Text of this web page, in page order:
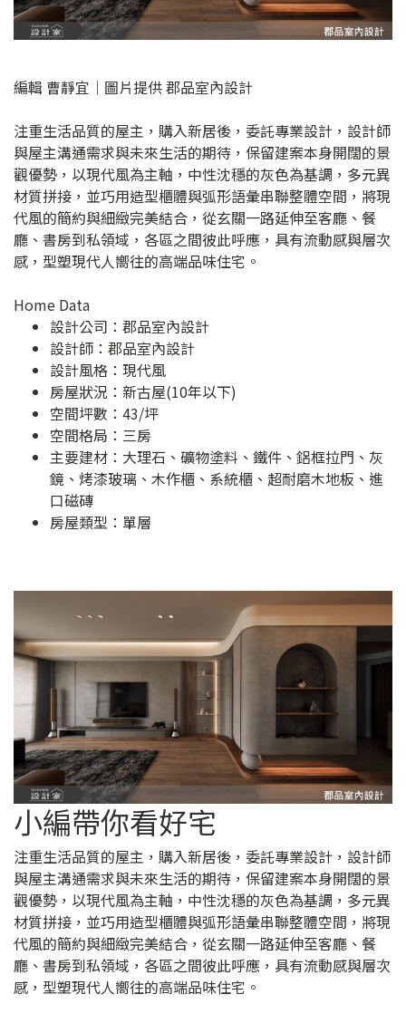
編輯 曹靜宜│圖片提供 郡品室內設計
注重生活品質的屋主，購入新居後，委託專業設計，設計師
與屋主溝通需求與未來生活的期待，保留建案本身開闊的景
觀優勢，以現代風為主軸，中性沈穩的灰色為基調，多元異
材質拼接，並巧用造型櫃體與弧形語彙串聯整體空間，將現
代風的簡約與細緻完美結合，從玄關一路延伸至客廳、餐
廳、書房到私領域，各區之間彼此呼應，具有流動感與層次
感，型塑現代人嚮往的高端品味住宅。
Home Data
設計公司： 郡品室內設計
設計師：郡品室內設計
設計風格：現代風
房屋狀況：新古屋(10年以下)
空間坪數：43/坪
空間格局：三房
主要建材：大理石、礦物塗料、鐵件、鋁框拉門、灰
鏡、烤漆玻璃、木作櫃、系統櫃、超耐磨木地板、進
口磁磚
房屋類型：單層
小編帶你看好宅
注重生活品質的屋主，購入新居後，委託專業設計，設計師
與屋主溝通需求與未來生活的期待，保留建案本身開闊的景
觀優勢，以現代風為主軸，中性沈穩的灰色為基調，多元異
材質拼接，並巧用造型櫃體與弧形語彙串聯整體空間，將現
代風的簡約與細緻完美結合，從玄關一路延伸至客廳、餐
廳、書房到私領域，各區之間彼此呼應，具有流動感與層次
感，型塑現代人嚮往的高端品味住宅。